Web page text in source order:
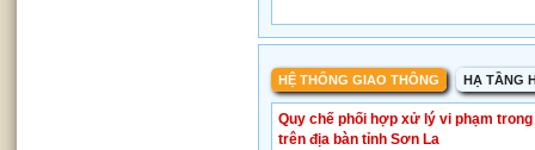
HỆ THỐNG GIAO THÔNG HẠ TẦNG
Quy chế phối hợp xử lý vi phạm
trên địa bàn tỉnh Sơn La